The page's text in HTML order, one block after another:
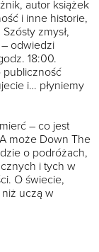
autor książek
i inne historie,
zmysł,
odwiedzi
18:00.
publiczność
i… płyniemy
– co jest
może Down The
o podróżach,
i tych w
O świecie,
uczą w